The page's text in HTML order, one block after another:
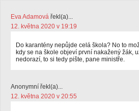
Eva Adamová řekl(a)...
12. května 2020 v 19:19
Do karantény nepůjde celá škola? No to
kdy se na škole objeví první nakažený žák,
nedorazí, to si tedy pište, pane ministře.
Anonymní řekl(a)...
12. května 2020 v 20:55